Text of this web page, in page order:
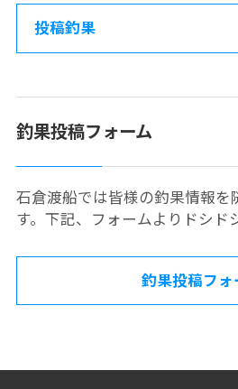
投稿釣果
釣果投稿フォーム
石倉渡船では皆様の釣果情報を
す。下記、フォームよりドシド
釣果投稿フォ